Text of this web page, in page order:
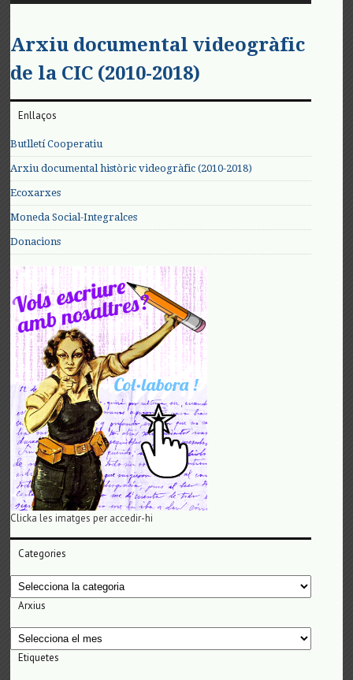
Arxiu documental videogràfic
de la CIC (2010-2018)
Enllaços
Butlletí Cooperatiu
Arxiu documental històric videogràfic (2010-2018)
Ecoxarxes
Moneda Social-Integralces
Donacions
Clicka les imatges per accedir-hi
Categories
Categories
Arxius
Arxius
Etiquetes